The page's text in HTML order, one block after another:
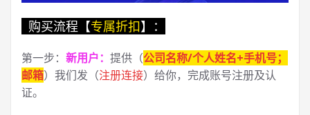
购买流程【专属折扣】：
第一步： 新用户： 提供（公司名称/个人姓名+手机号；
邮箱）我们发（注册连接）给你，完成账号注册及认
证。